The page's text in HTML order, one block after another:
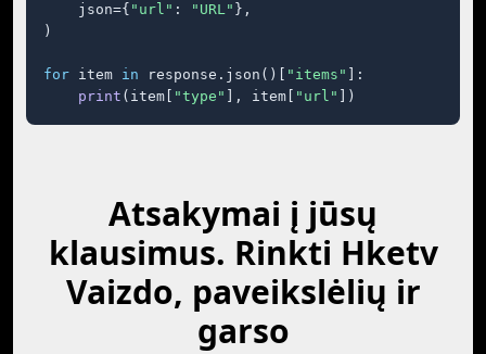
    json={
"url" : "URL" },
)
for item in response.json()[ "items"
]:
print (item[ "type" ], item[ "url" ])
Atsakymai į jūsų
klausimus. Rinkti Hketv
Vaizdo, paveikslėlių ir
garso